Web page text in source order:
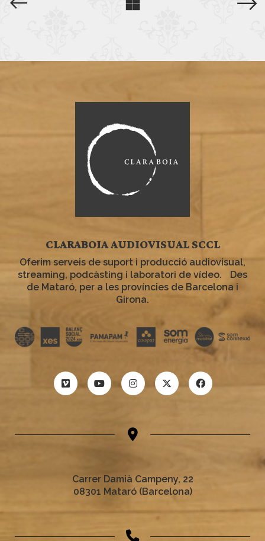
CLARABOIA AUDIOVISUAL SCCL
Oferim serveis de suport i producció audiovisual,
streaming, podcàsting i laboratori de vídeo. Des
de Mataró, per a les províncies de Barcelona i
Girona.
Carrer Damià Campeny, 22
08301 Mataró (Barcelona)